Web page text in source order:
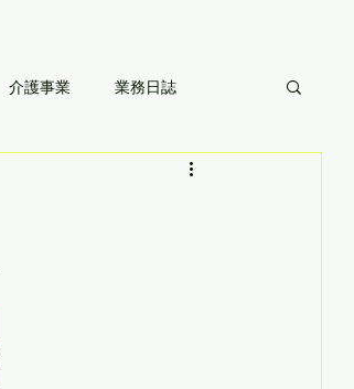
介護事業 業務日誌